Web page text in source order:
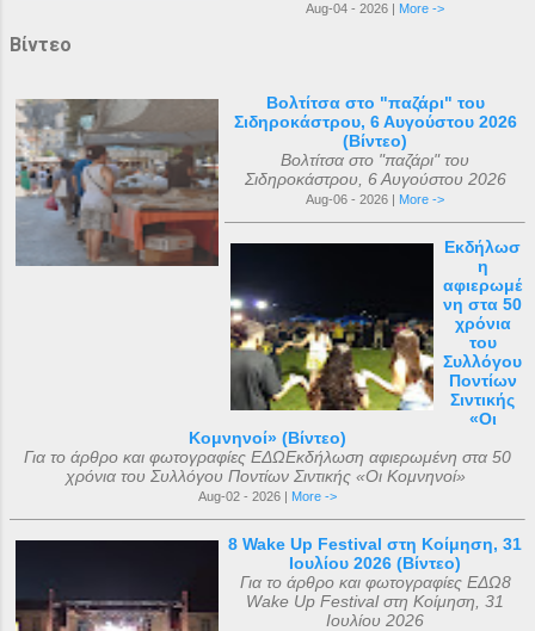
Aug-04 - 2026 | More ->
Βίντεο
Βολτίτσα στο "παζάρι" του
Σιδηροκάστρου, 6 Αυγούστου 2026
(Βίντεο)
Βολτίτσα στο "παζάρι" του
Σιδηροκάστρου, 6 Αυγούστου 2026
Aug-06 - 2026 | More ->
Εκδήλωσ
η
αφιερωμέ
νη στα 50
χρόνια
του
Συλλόγου
Ποντίων
Σιντικής
«Οι
Κομνηνοί» (Βίντεο)
Για το άρθρο και φωτογραφίες ΕΔΩΕκδήλωση αφιερωμένη στα 50
χρόνια του Συλλόγου Ποντίων Σιντικής «Οι Κομνηνοί»
Aug-02 - 2026 | More ->
8 Wake Up Festival στη Κοίμηση, 31
Ιουλίου 2026 (Βίντεο)
Για το άρθρο και φωτογραφίες ΕΔΩ8
Wake Up Festival στη Κοίμηση, 31
Ιουλίου 2026